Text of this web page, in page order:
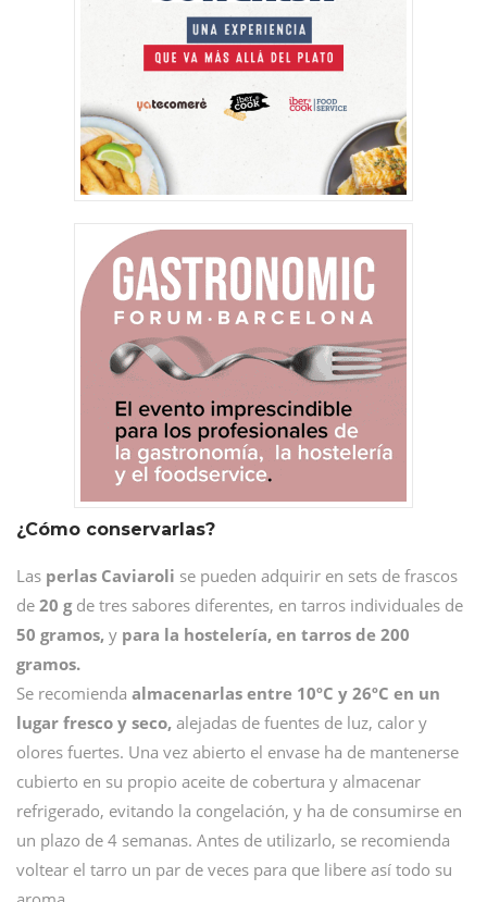
¿Cómo conservarlas?
Las perlas Caviaroli se pueden adquirir en sets de frascos
de 20 gde tres sabores diferentes, en tarros individuales de
50 gramos, y para la hostelería, en tarros de 200
gramos.
Se recomienda almacenarlas entre 10ºC y 26ºC en un
lugar fresco y seco, alejadas de fuentes de luz, calor y
olores fuertes. Una vez abierto el envase ha de mantenerse
cubierto en su propio aceite de cobertura y almacenar
refrigerado, evitando la congelación, y ha de consumirse en
un plazo de 4 semanas. Antes de utilizarlo, se recomienda
voltear el tarro un par de veces para que libere así todo su